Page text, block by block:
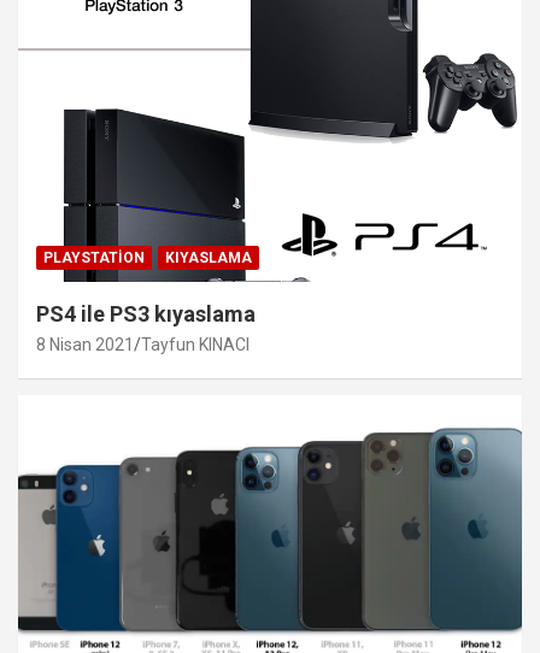
PLAYSTATION KIYASLAMA
PS4 ile PS3 kıyaslama
8 Nisan 2021 Tayfun KINACI